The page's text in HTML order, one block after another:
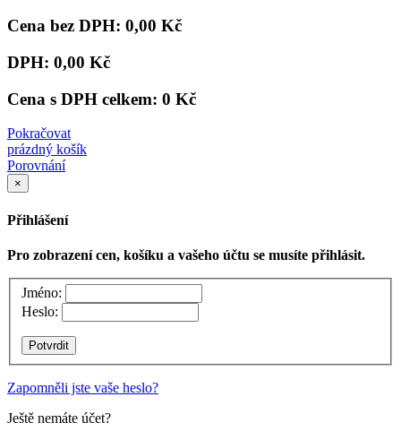
Cena bez DPH: 0,00 Kč
DPH: 0,00 Kč
Cena s DPH celkem: 0 Kč
Pokračovat
prázdný košík
Porovnání
×
Přihlášení
Pro zobrazení cen, košíku a vašeho účtu se musíte přihlásit.
Jméno:
Heslo:
Zapomněli jste vaše heslo?
Ještě nemáte účet?